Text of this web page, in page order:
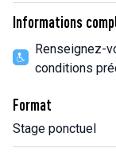
Informations
Renseignez-
conditions
Format
Stage ponctuel